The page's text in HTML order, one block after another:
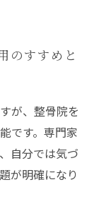
のすすめと
が、整骨院を
です。専門家
自分では気づ
が明確になり